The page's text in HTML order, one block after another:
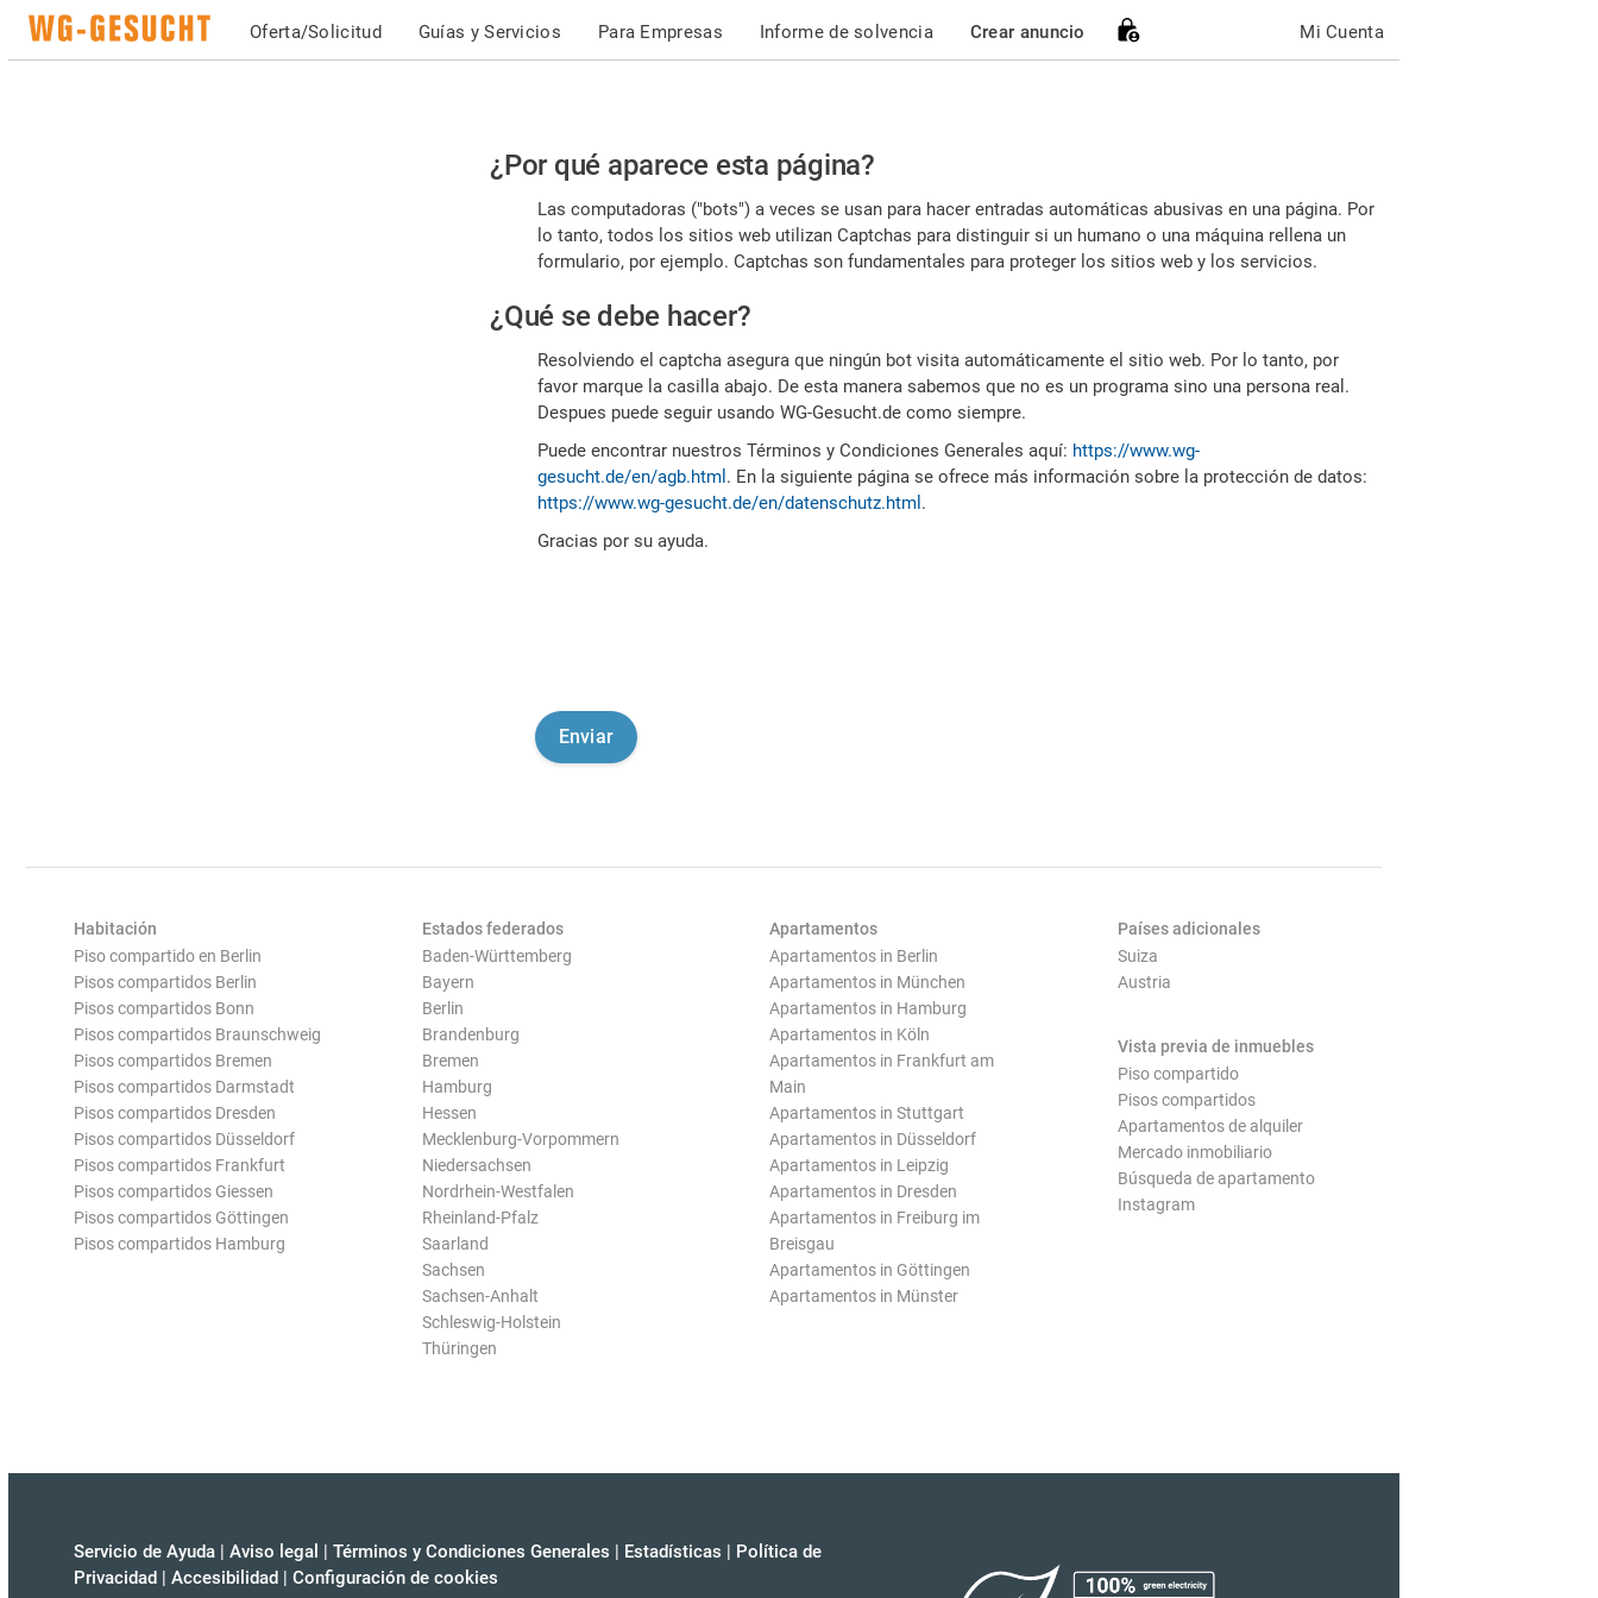
Oferta/Solicitud Guías y Servicios Para Empresas Informe de solvencia Crear anuncio Mi Cuenta
Por
favor,
confirme
es
humano
¿Por qué aparece esta página?
Las computadoras ("bots") a veces se usan para hacer entradas automáticas abusivas en una página. Por
lo tanto, todos los sitios web utilizan Captchas para distinguir si un humano o una máquina rellena un
formulario, por ejemplo. Captchas son fundamentales para proteger los sitios web y los servicios.
¿Qué se debe hacer?
Resolviendo el captcha asegura que ningún bot visita automáticamente el sitio web. Por lo tanto, por
favor marque la casilla abajo. De esta manera sabemos que no es un programa sino una persona real.
Despues puede seguir usando WG-Gesucht.de como siempre.
Puede encontrar nuestros Términos y Condiciones Generales aquí: https://www.wg-
gesucht.de/en/agb.html . En la siguiente página se ofrece más información sobre la protección de datos:
https://www.wg-gesucht.de/en/datenschutz.html .
Gracias por su ayuda.
Habitación
Piso compartido en Berlin
Pisos compartidos Berlin
Pisos compartidos Bonn
Pisos compartidos Braunschweig
Pisos compartidos Bremen
Pisos compartidos Darmstadt
Pisos compartidos Dresden
Pisos compartidos Düsseldorf
Pisos compartidos Frankfurt
Pisos compartidos Giessen
Pisos compartidos Göttingen
Pisos compartidos Hamburg
Estados federados
Baden-Württemberg
Bayern
Berlin
Brandenburg
Bremen
Hamburg
Hessen
Mecklenburg-Vorpommern
Niedersachsen
Nordrhein-Westfalen
Rheinland-Pfalz
Saarland
Sachsen
Sachsen-Anhalt
Schleswig-Holstein
Thüringen
Apartamentos
Apartamentos in Berlin
Apartamentos in München
Apartamentos in Hamburg
Apartamentos in Köln
Apartamentos in Frankfurt am
Main
Apartamentos in Stuttgart
Apartamentos in Düsseldorf
Apartamentos in Leipzig
Apartamentos in Dresden
Apartamentos in Freiburg im
Breisgau
Apartamentos in Göttingen
Apartamentos in Münster
Países adicionales
Suiza
Austria
Vista previa de inmuebles
Piso compartido
Pisos compartidos
Apartamentos de alquiler
Mercado inmobiliario
Búsqueda de apartamento
Instagram
Servicio de Ayuda | Aviso legal | Términos y Condiciones Generales | Estadísticas | Política de
Privacidad | Accesibilidad | Configuración de cookies